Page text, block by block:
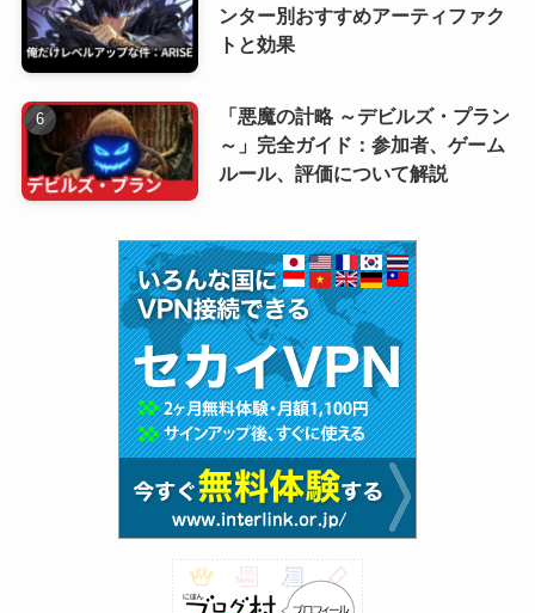
ンター別おすすめアーティファク
トと効果
「悪魔の計略 ～デビルズ・プラン
～」完全ガイド：参加者、ゲーム
ルール、評価について解説